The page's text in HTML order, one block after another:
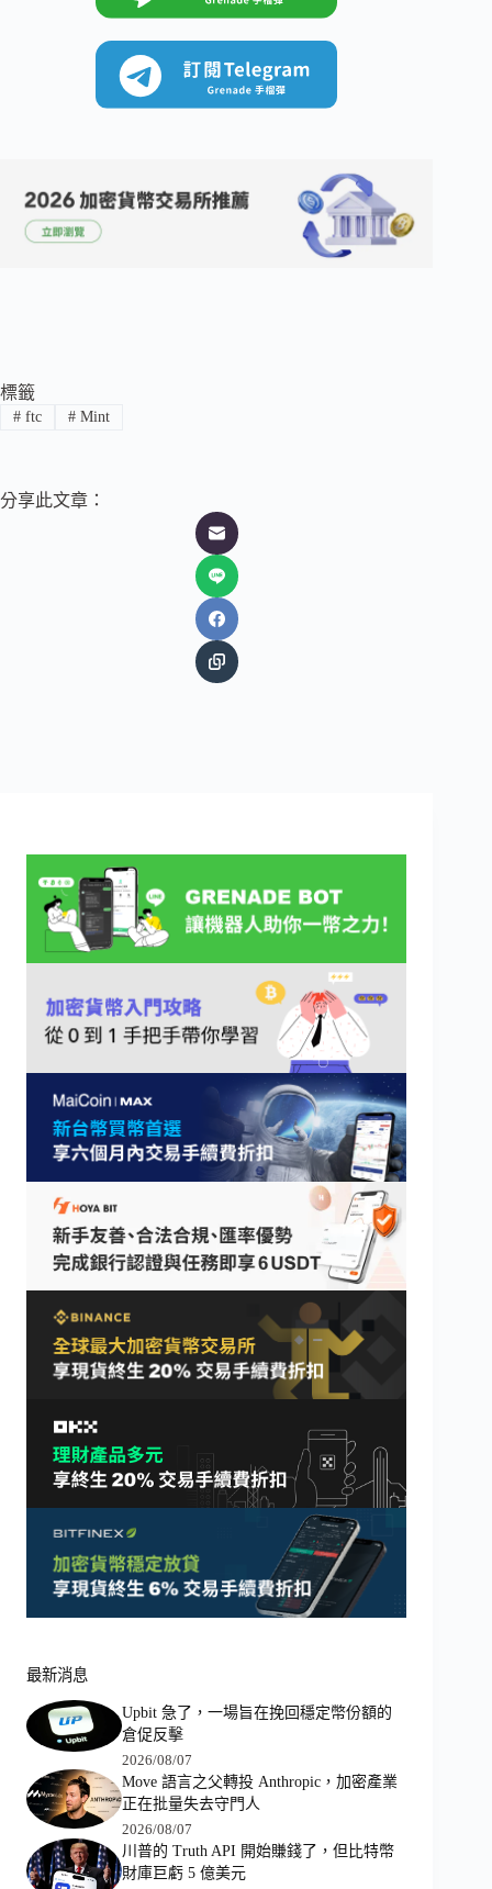
標籤
#ftc #Mint
分享此文章：
最新消息
Upbit 急了，一場旨在挽回穩定幣份額的
倉促反擊
2026/08/07
Move 語言之父轉投 Anthropic，加密產業
正在批量失去守門人
2026/08/07
川普的 Truth API 開始賺錢了，但比特幣
財庫巨虧 5 億美元